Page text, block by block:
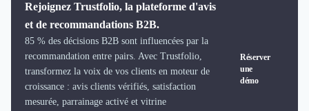
Rejoignez Trustfolio, la plateforme d'avis
et de recommandations B2B.
85 % des décisions B2B sont influencées par la
recommandation entre pairs. Avec Trustfolio,
transformez la voix de vos clients en moteur de
croissance : avis clients vérifiés, satisfaction
mesurée, parrainage activé et vitrine
Réserver
une
démo